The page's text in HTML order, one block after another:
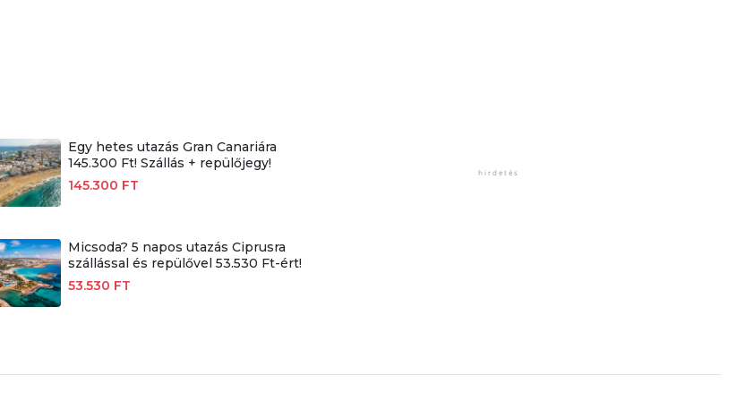
Egy hetes utazás Gran Canariára
145.300 Ft! Szállás + repülőjegy!
145.300 FT
Micsoda? 5 napos utazás Ciprusra
szállással és repülővel 53.530 Ft-ért!
53.530 FT